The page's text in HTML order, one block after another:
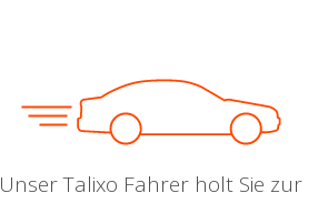
Unser Talixo Fahrer holt Sie zur